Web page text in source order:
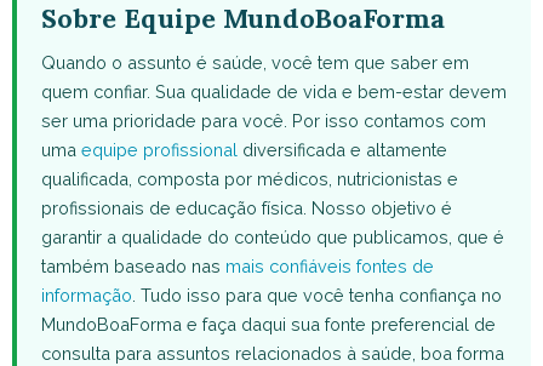
Sobre Equipe MundoBoaForma
Quando o assunto é saúde, você tem que saber em
quem confiar. Sua qualidade de vida e bem-estar devem
ser uma prioridade para você. Por isso contamos com
uma equipe profissional diversificada e altamente
qualificada, composta por médicos, nutricionistas e
profissionais de educação física. Nosso objetivo é
garantir a qualidade do conteúdo que publicamos, que é
também baseado nas mais confiáveis fontes de
informação . Tudo isso para que você tenha confiança no
MundoBoaForma e faça daqui sua fonte preferencial de
consulta para assuntos relacionados à saúde, boa forma